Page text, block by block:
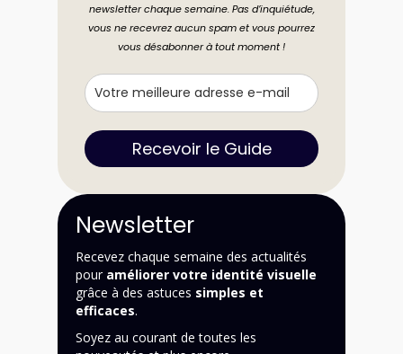
newsletter chaque semaine. Pas d’inquiétude,
vous ne recevrez aucun spam et vous pourrez
vous désabonner à tout moment !
Recevoir le Guide
Newsletter
Recevez chaque semaine des actualités
pour améliorer votre identité visuelle
grâce à des astuces simples et
efficaces.
Soyez au courant de toutes les